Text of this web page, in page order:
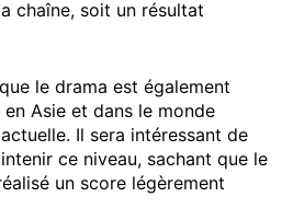
chaîne, soit un résultat
le drama est également
Asie et dans le monde
Il sera intéressant de
ce niveau, sachant que le
un score légèrement